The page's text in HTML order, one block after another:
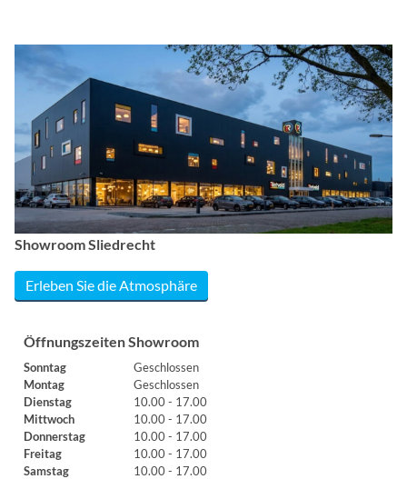
Showroom Sliedrecht
Erleben Sie die Atmosphäre
Öffnungszeiten Showroom
Sonntag
Geschlossen
Montag
Geschlossen
Dienstag
10.00 - 17.00
Mittwoch
10.00 - 17.00
Donnerstag
10.00 - 17.00
Freitag
10.00 - 17.00
Samstag
10.00 - 17.00